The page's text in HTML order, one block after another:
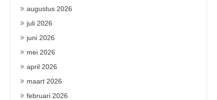
augustus 2026
juli 2026
juni 2026
mei 2026
april 2026
maart 2026
februari 2026